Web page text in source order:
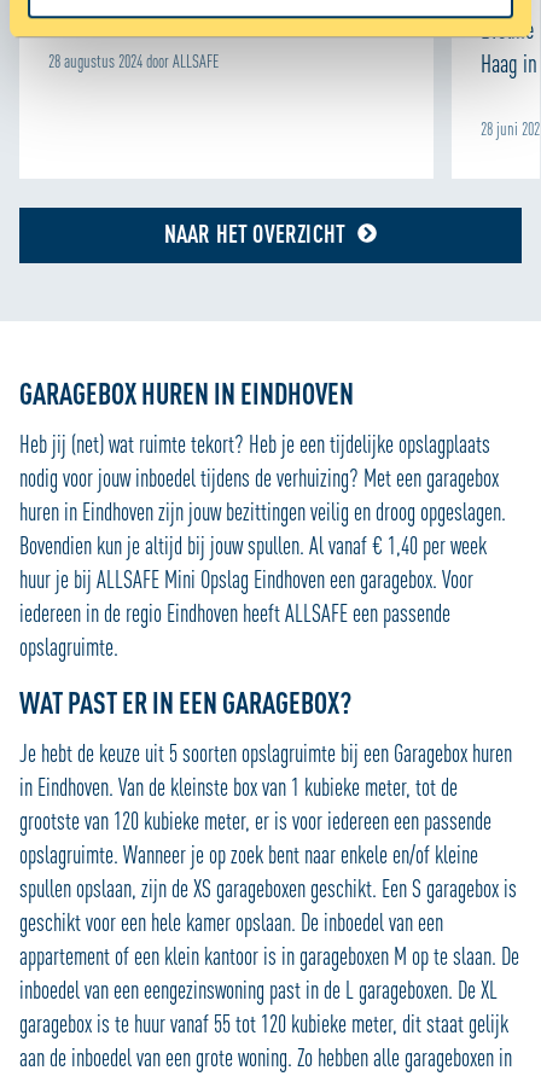
Met cookies maken wij de website en jouw ervaring beter
anoniem bij hoe de website wordt gebruikt, zodat we die
personaliseren en om functies voor social media te
Cookie Policy
28 augustus 2024 door ALLSAFE
Haag
28 juni
NAAR HET OVERZICHT
GARAGEBOX HUREN IN EINDHOVEN
Heb jij (net) wat ruimte tekort? Heb je een tijdelijke opslagplaats
nodig voor jouw inboedel tijdens de verhuizing? Met een garagebox
huren in Eindhoven zijn jouw bezittingen veilig en droog opgeslagen.
Bovendien kun je altijd bij jouw spullen. Al vanaf € 1,40 per week
huur je bij ALLSAFE Mini Opslag Eindhoven een garagebox. Voor
iedereen in de regio Eindhoven heeft ALLSAFE een passende
opslagruimte.
WAT PAST ER IN EEN GARAGEBOX?
Je hebt de keuze uit 5 soorten opslagruimte bij een Garagebox huren
in Eindhoven. Van de kleinste box van 1 kubieke meter, tot de
grootste van 120 kubieke meter, er is voor iedereen een passende
opslagruimte. Wanneer je op zoek bent naar enkele en/of kleine
spullen opslaan, zijn de XS garageboxen geschikt. Een S garagebox is
geschikt voor een hele kamer opslaan. De inboedel van een
appartement of een klein kantoor is in garageboxen M op te slaan. De
inboedel van een eengezinswoning past in de L garageboxen. De XL
garagebox is te huur vanaf 55 tot 120 kubieke meter, dit staat gelijk
aan de inboedel van een grote woning. Zo hebben alle garageboxen in